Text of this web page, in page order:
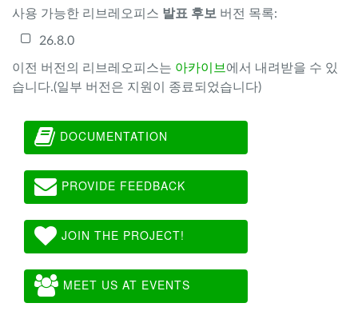
사용 가능한 리브레오피스 발표 후보 버전 목록:
26.8.0
이전 버전의 리브레오피스는 아카이브 에서 내려받을 수 있
습니다.(일부 버전은 지원이 종료되었습니다)
DOCUMENTATION
PROVIDE FEEDBACK
JOIN THE PROJECT!
MEET US AT EVENTS